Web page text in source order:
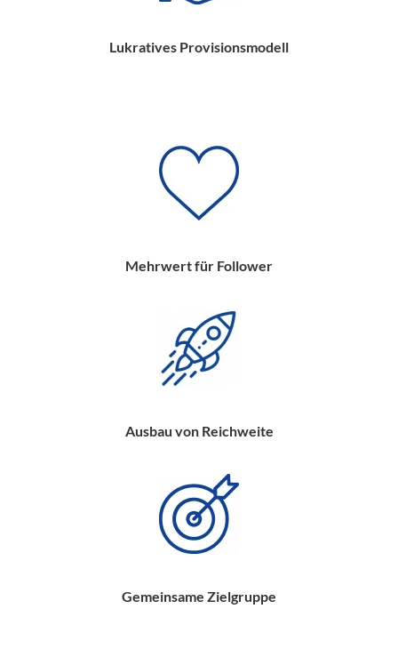
Lukratives Provisionsmodell
Mehrwert für Follower
Ausbau von Reichweite
Gemeinsame Zielgruppe